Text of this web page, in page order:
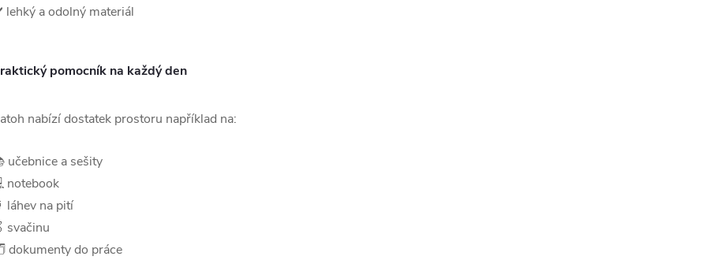
a odolný materiál
pomocník na každý den
nabízí dostatek prostoru například na:
učebnice a sešity
notebook
láhev na pití
svačinu
dokumenty do práce